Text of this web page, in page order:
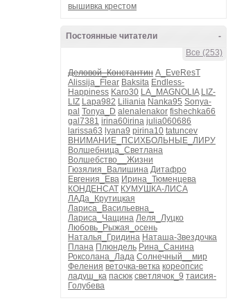
вышивка крестом
-
Постоянные читатели
Все (253)
Деловой_Константин A_EveResT
Alissija_Flear Baksita Endless-
Happiness Karo30 LA_MAGNOLIA LIZ-
LIZ Lapa982 Liliania Nanka95 Sonya-
pal Tonya_D alenalenakor fishechka66
gal7381 irina60irina julia060686
larissa63 lyana9 pirina10 tatuncev
ВНИМАНИЕ_ПСИХБОЛЬНЫЕ_ЛИРУ
Волшебница_Светлана
Волшебство__Жизни
Гюзялия_Валишина Дитафро
Евгения_Ева Ирина_Тюменцева
КОНДЕНСАТ КУМУШКА-ЛИСА
ЛАДа_Крутицкая
Лариса_Васильевна_
Лариса_Чащина Леля_Луцко
Любовь_Рыжая_осень
Наталья_Гридина Наташа-Звездочка
Плана Плюндель Рина_Санина
Роксолана_Лада Солнечный__мир
Феления веточка-ветка кореопсис
ладуш_ка пасюк светлячок_9 таисия-
Голубева